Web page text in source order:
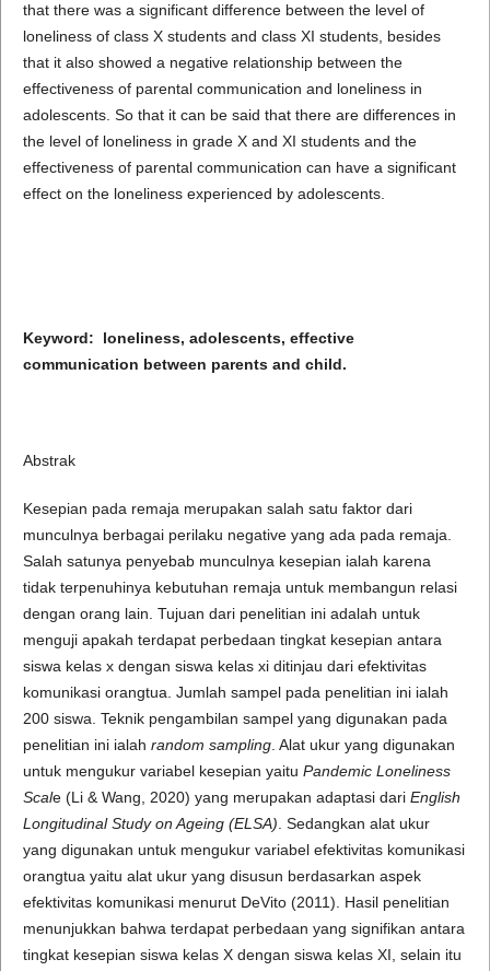
that there was a significant difference between the level of
loneliness of class X students and class XI students, besides
that it also showed a negative relationship between the
effectiveness of parental communication and loneliness in
adolescents. So that it can be said that there are differences in
the level of loneliness in grade X and XI students and the
effectiveness of parental communication can have a significant
effect on the loneliness experienced by adolescents.
Keyword: loneliness, adolescents, effective
communication between parents and child.
Abstrak
Kesepian pada remaja merupakan salah satu faktor dari
munculnya berbagai perilaku negative yang ada pada remaja.
Salah satunya penyebab munculnya kesepian ialah karena
tidak terpenuhinya kebutuhan remaja untuk membangun relasi
dengan orang lain. Tujuan dari penelitian ini adalah untuk
menguji apakah terdapat perbedaan tingkat kesepian antara
siswa kelas x dengan siswa kelas xi ditinjau dari efektivitas
komunikasi orangtua. Jumlah sampel pada penelitian ini ialah
200 siswa. Teknik pengambilan sampel yang digunakan pada
penelitian ini ialah random sampling. Alat ukur yang digunakan
untuk mengukur variabel kesepian yaitu Pandemic Loneliness
Scale (Li & Wang, 2020) yang merupakan adaptasi dari English
Longitudinal Study on Ageing (ELSA) . Sedangkan alat ukur
yang digunakan untuk mengukur variabel efektivitas komunikasi
orangtua yaitu alat ukur yang disusun berdasarkan aspek
efektivitas komunikasi menurut DeVito (2011). Hasil penelitian
menunjukkan bahwa terdapat perbedaan yang signifikan antara
tingkat kesepian siswa kelas X dengan siswa kelas XI, selain itu